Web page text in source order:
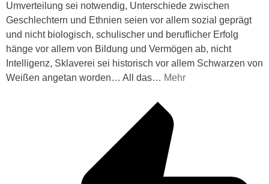
Umverteilung sei notwendig, Unterschiede zwischen
Geschlechtern und Ethnien seien vor allem sozial geprägt
und nicht biologisch, schulischer und beruflicher Erfolg
hänge vor allem von Bildung und Vermögen ab, nicht
Intelligenz, Sklaverei sei historisch vor allem Schwarzen von
Weißen angetan worden… All das… Mehr